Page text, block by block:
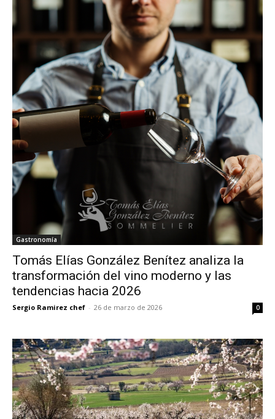
Gastronomía
Tomás Elías González Benítez analiza la
transformación del vino moderno y las
tendencias hacia 2026
Sergio Ramirez chef - 26 de marzo de 2026 0